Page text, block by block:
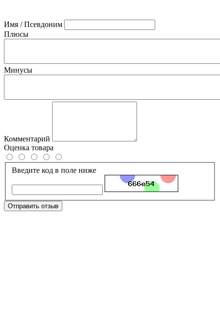
Имя / Псевдоним
Плюсы
Минусы
Комментарий
Оценка товара
Введите код в поле ниже
Отправить отзыв